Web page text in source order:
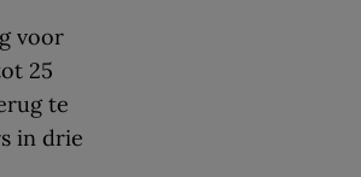
voor
25
te
in drie